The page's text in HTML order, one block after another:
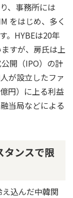
、事務所には
をはじめ、多く
。HYBEは20年
すが、房氏は上
開（IPO）の計
が設立したファ
円）に上る利益
当局などによる
タンスで限
込んだ中韓関